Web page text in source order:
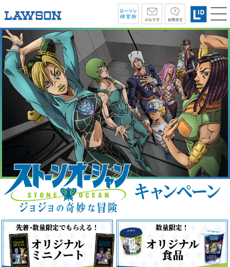
先着･数量限定でもらえる！
オリジナル
ミニノート
数量限定！
オリジナル
食品